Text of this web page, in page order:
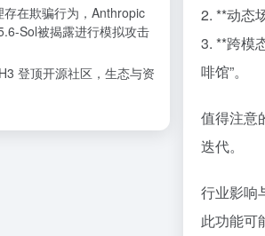
2. **动态
3. **跨模
啡馆”。
值得注意
迭代。
行业影响
此功能可
存在欺骗行为，Anthropic
Sol被揭露进行模拟攻击
登顶开源社区，生态与资